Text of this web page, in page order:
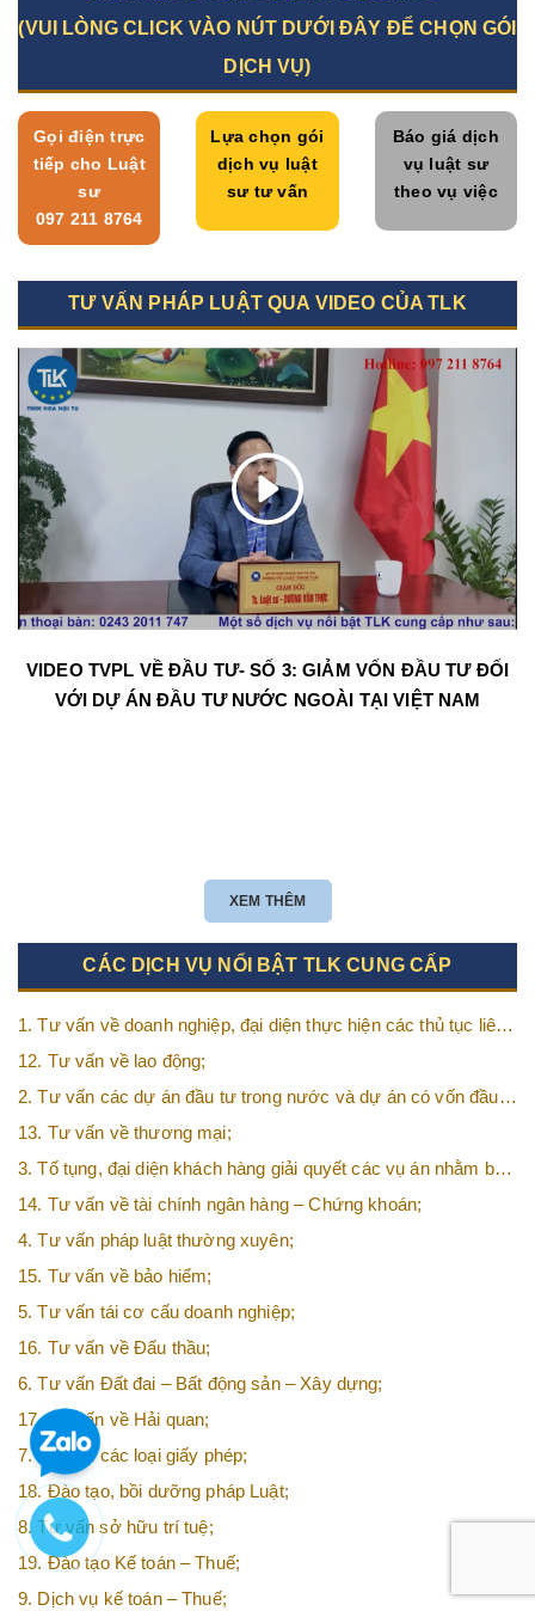
(VUI LÒNG CLICK VÀO NÚT DƯỚI ĐÂY ĐỂ CHỌN GÓI
DỊCH VỤ)
Gọi điện trực
tiếp cho Luật
sư
097 211 8764
Lựa chọn gói
dịch vụ luật
sư tư vấn
Báo giá dịch
vụ luật sư
theo vụ việc
TƯ VẤN PHÁP LUẬT QUA VIDEO CỦA TLK
VIDEO TVPL VỀ ĐẦU TƯ- SỐ 3: GIẢM VỐN ĐẦU TƯ ĐỐI
VỚI DỰ ÁN ĐẦU TƯ NƯỚC NGOÀI TẠI VIỆT NAM
XEM THÊM
CÁC DỊCH VỤ NỔI BẬT TLK CUNG CẤP
1. Tư vấn về doanh nghiệp, đại diện thực hiện các thủ tục liên
quan tới doanh nghiệp;
12. Tư vấn về lao động;
2. Tư vấn các dự án đầu tư trong nước và dự án có vốn đầu
tư nước ngoài (FDI);
13. Tư vấn về thương mại;
3. Tố tụng, đại diện khách hàng giải quyết các vụ án nhằm bảo
vệ tối đa các quyền và lợi ích của khách hàng;
14. Tư vấn về tài chính ngân hàng – Chứng khoán;
4. Tư vấn pháp luật thường xuyên;
15. Tư vấn về bảo hiểm;
5. Tư vấn tái cơ cấu doanh nghiệp;
16. Tư vấn về Đấu thầu;
6. Tư vấn Đất đai – Bất động sản – Xây dựng;
17. Tư vấn về Hải quan;
7. Tư vấn các loại giấy phép;
18. Đào tạo, bồi dưỡng pháp Luật;
8. Tư vấn sở hữu trí tuệ;
19. Đào tạo Kế toán – Thuế;
9. Dịch vụ kế toán – Thuế;